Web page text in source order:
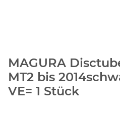
MAGURA
MT2 bis
VE= 1 Stück